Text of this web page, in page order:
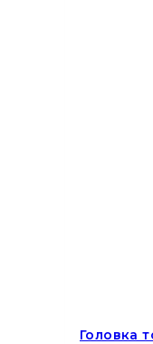
Головка